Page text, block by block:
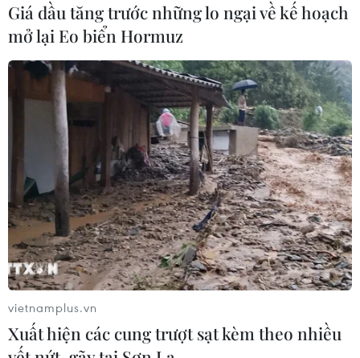
Giá dầu tăng trước những lo ngại về kế hoạch
mở lại Eo biển Hormuz
vietnamplus.vn
Xuất hiện các cung trượt sạt kèm theo nhiều